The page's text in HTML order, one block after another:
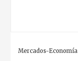
Mercados-Economía